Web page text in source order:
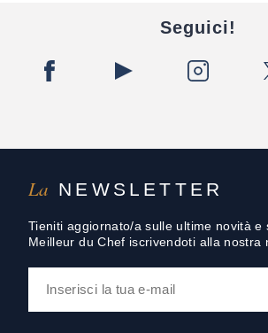
La NEWSLETTER
Tieniti aggiornato/a sulle ultime novità e
Meilleur du Chef iscrivendoti alla nostra
Seguici!